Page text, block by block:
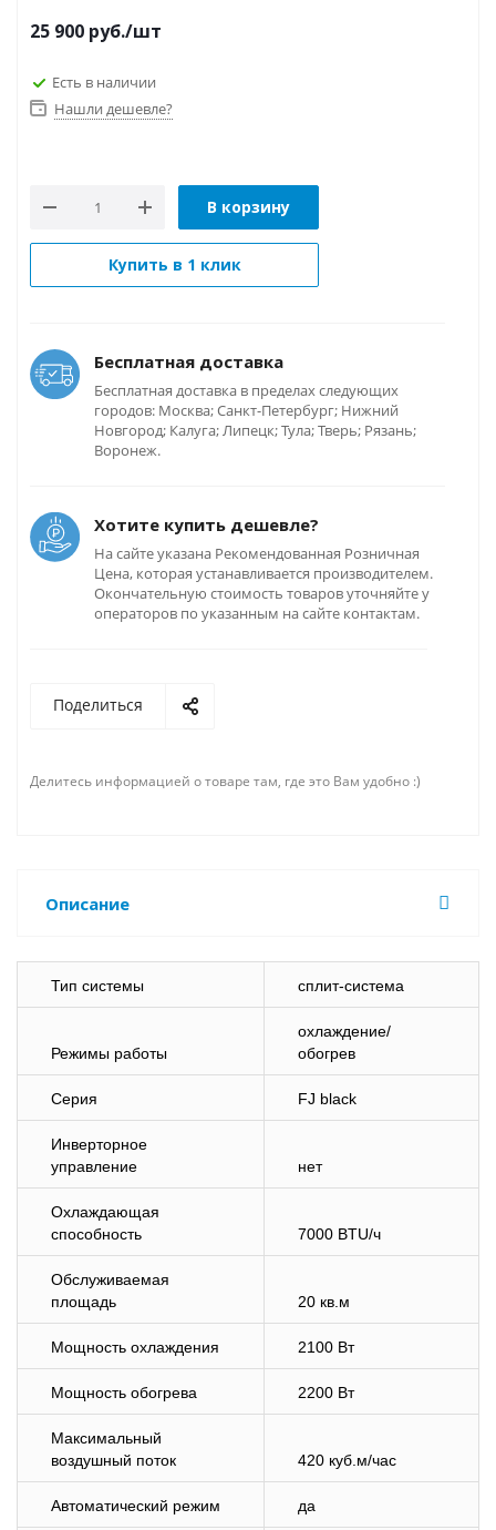
25 900 руб./шт
Есть в наличии
Нашли дешевле?
В корзину
Купить в 1 клик
Бесплатная доставка
Бесплатная доставка в пределах следующих
городов: Москва; Санкт-Петербург; Нижний
Новгород; Калуга; Липецк; Тула; Тверь; Рязань;
Воронеж.
Хотите купить дешевле?
На сайте указана Рекомендованная Розничная
Цена, которая устанавливается производителем.
Окончательную стоимость товаров уточняйте у
операторов по указанным на сайте контактам.
Поделиться
Делитесь информацией о товаре там, где это Вам удобно :)
Описание
Тип системы сплит-система
Режимы работы
охлаждение/
обогрев
Серия FJ black
Инверторное
управление
нет
Охлаждающая
способность
7000 BTU/ч
Обслуживаемая
площадь
20 кв.м
Мощность охлаждения 2100 Вт
Мощность обогрева 2200 Вт
Максимальный
воздушный поток
420 куб.м/час
Автоматический режим да